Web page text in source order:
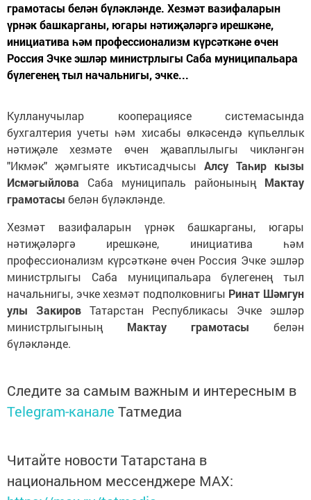
грамотасы белән бүләкләнде. Хезмәт вазифаларын
үрнәк башкарганы, югары нәтиҗәләргә ирешкәне,
инициатива һәм профессионализм күрсәткәне өчен
Россия Эчке эшләр министрлыгы Саба муниципальара
бүлегенең тыл начальнигы, эчке...
Кулланучылар кооперациясе системасында
бухгалтерия учеты һәм хисабы өлкәсендә күпьеллык
нәтиҗәле хезмәте өчен җаваплылыгы чикләнгән
"Икмәк" җәмгыяте икътисадчысы Алсу Таһир кызы
Исмәгыйлова Саба муниципаль районының Мактау
грамотасы белән бүләкләнде.
Хезмәт вазифаларын үрнәк башкарганы, югары
нәтиҗәләргә ирешкәне, инициатива һәм
профессионализм күрсәткәне өчен Россия Эчке эшләр
министрлыгы Саба муниципальара бүлегенең тыл
начальнигы, эчке хезмәт подполковнигы Ринат Шәмгун
улы Закиров Татарстан Республикасы Эчке эшләр
министрлыгының Мактау грамотасы белән
бүләкләнде.
Следите за самым важным и интересным в
Telegram-канале Татмедиа
Читайте новости Татарстана в
национальном мессенджере MАХ: